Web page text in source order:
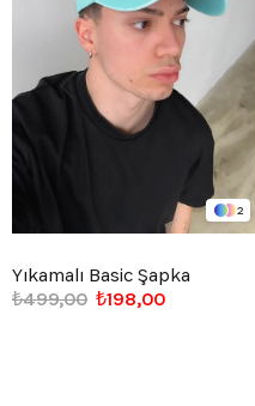
2
Yıkamalı Basic Şapka
₺198,00
₺499,00